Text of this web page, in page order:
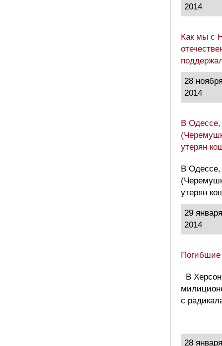
2014
Как мы с
28
2014
В Одессе,
утерян
В Одессе,
утерян
29 января
2014
В
с
28 января